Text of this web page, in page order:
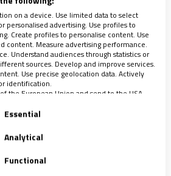
hace que se tenga
catequesis a medida.Urge
formativos teniendo
adaptación que, lejos de
se acerca a la manera en
adecuando el mensaje
personal
con la suegra de
on a device. Use limited data to select
personalised advertising. Use profiles to
Create profiles to personalise content. Use
content. Measure advertising performance.
Understand audiences through statistics or
sources. Develop and improve services.
Use precise geolocation data. Actively
identification.
the European Union and send to the USA.
policy applies solely to this website/app.
purposes:
Essential
Analytical
Functional